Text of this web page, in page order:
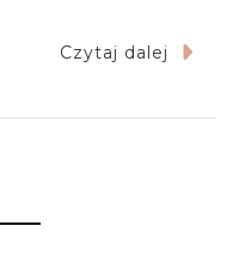
Czytaj dalej